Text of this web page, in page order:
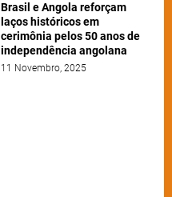
Brasil e Angola reforçam
laços históricos em
cerimônia pelos 50 anos de
independência angolana
11 Novembro, 2025